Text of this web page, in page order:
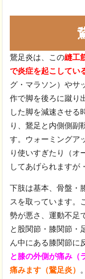
鵞足炎は、この縫工
で炎症を起こしてい
グ・マラソン）やサ
作で脚を後ろに蹴り
した脚を減速させる
り、鵞足と内側側副
す。 ウォーミングア
り使いすぎたり（オ
してあげられますが
下肢は基本、骨盤・
スを取っています。
勢が悪さ、運動不足
と股関節・膝関節・
ん中にある膝関節に
と膝の外側が痛み（
痛みます（鵞足炎）